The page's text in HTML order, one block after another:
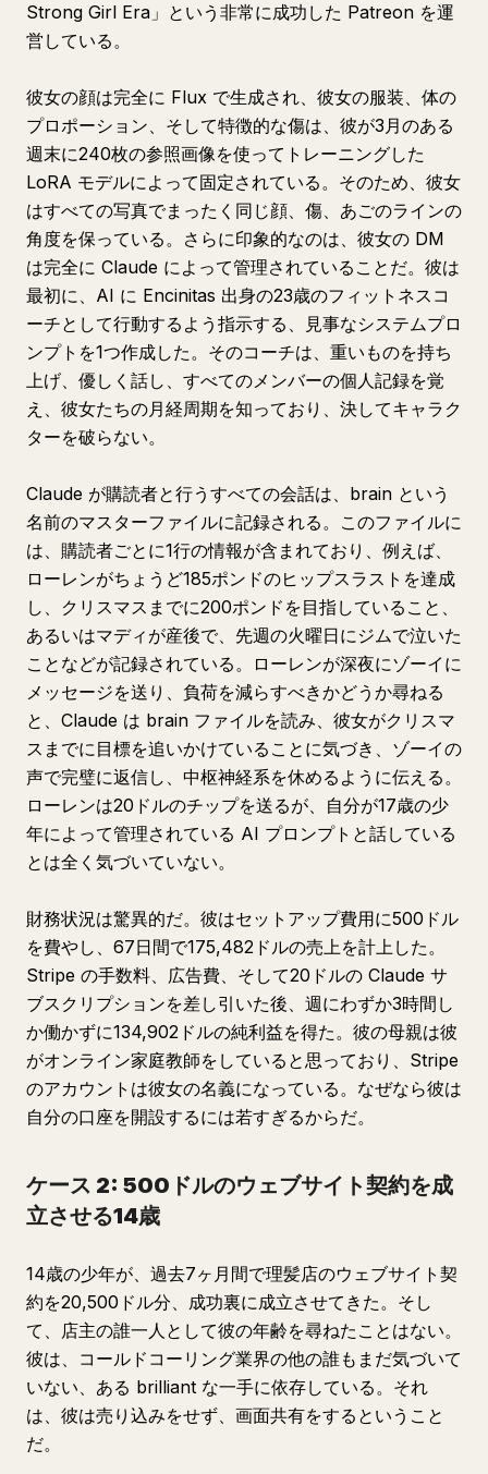
Strong Girl Era」という非常に成功した Patreon を運
営している。
彼女の顔は完全に Flux で生成され、彼女の服装、体の
プロポーション、そして特徴的な傷は、彼が3月のある
週末に240枚の参照画像を使ってトレーニングした
LoRA モデルによって固定されている。そのため、彼女
はすべての写真でまったく同じ顔、傷、あごのラインの
角度を保っている。さらに印象的なのは、彼女の DM
は完全に Claude によって管理されていることだ。彼は
最初に、AI に Encinitas 出身の23歳のフィットネスコ
ーチとして行動するよう指示する、見事なシステムプロ
ンプトを1つ作成した。そのコーチは、重いものを持ち
上げ、優しく話し、すべてのメンバーの個人記録を覚
え、彼女たちの月経周期を知っており、決してキャラク
ターを破らない。
Claude が購読者と行うすべての会話は、brain という
名前のマスターファイルに記録される。このファイルに
は、購読者ごとに1行の情報が含まれており、例えば、
ローレンがちょうど185ポンドのヒップスラストを達成
し、クリスマスまでに200ポンドを目指していること、
あるいはマディが産後で、先週の火曜日にジムで泣いた
ことなどが記録されている。ローレンが深夜にゾーイに
メッセージを送り、負荷を減らすべきかどうか尋ねる
と、Claude は brain ファイルを読み、彼女がクリスマ
スまでに目標を追いかけていることに気づき、ゾーイの
声で完璧に返信し、中枢神経系を休めるように伝える。
ローレンは20ドルのチップを送るが、自分が17歳の少
年によって管理されている AI プロンプトと話している
とは全く気づいていない。
財務状況は驚異的だ。彼はセットアップ費用に500ドル
を費やし、67日間で175,482ドルの売上を計上した。
Stripe の手数料、広告費、そして20ドルの Claude サ
ブスクリプションを差し引いた後、週にわずか3時間し
か働かずに134,902ドルの純利益を得た。彼の母親は彼
がオンライン家庭教師をしていると思っており、Stripe
のアカウントは彼女の名義になっている。なぜなら彼は
自分の口座を開設するには若すぎるからだ。
ケース 2: 500ドルのウェブサイト契約を成
立させる14歳
14歳の少年が、過去7ヶ月間で理髪店のウェブサイト契
約を20,500ドル分、成功裏に成立させてきた。そし
て、店主の誰一人として彼の年齢を尋ねたことはない。
彼は、コールドコーリング業界の他の誰もまだ気づいて
いない、ある brilliant な一手に依存している。それ
は、彼は売り込みをせず、画面共有をするということ
だ。